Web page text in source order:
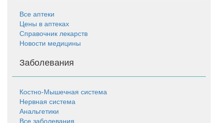
Все аптеки
Цены в аптеках
Справочник лекарств
Новости медицины
Заболевания
Костно-Мышечная система
Нервная система
Анальгетики
Все заболевания